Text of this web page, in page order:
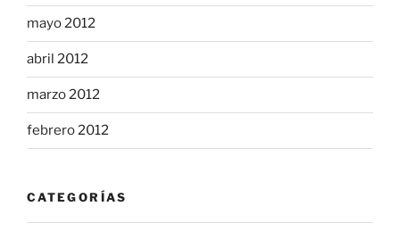
mayo 2012
abril 2012
marzo 2012
febrero 2012
CATEGORÍAS